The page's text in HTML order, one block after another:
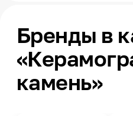
Бренды в
камень»